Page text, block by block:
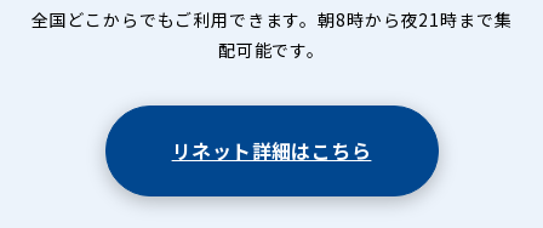
全国どこからでもご利用できます。朝8時から夜21時まで集
配可能です。
リネット詳細はこちら